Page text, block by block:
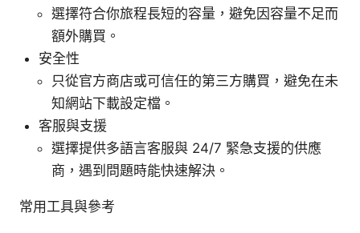
選擇符合你旅程長短的容量，避免因容量不足而
額外購買。
安全性
只從官方商店或可信任的第三方購買，避免在未
知網站下載設定檔。
客服與支援
選擇提供多語言客服與 24/7 緊急支援的供應
商，遇到問題時能快速解決。
常用工具與參考